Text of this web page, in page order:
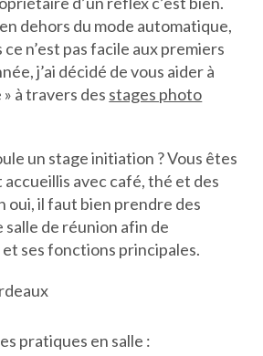
dehors du mode automatique,
ce n’est pas facile aux premiers
j’ai décidé de vous aider à
à travers des stages photo
un stage initiation ? Vous êtes
avec café, thé et des
oui, il faut bien prendre des
salle de réunion afin de
ses fonctions principales.
pratiques en salle :